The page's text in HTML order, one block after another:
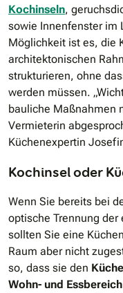
Kochinseln,
sowie Innenfenster im
Möglichkeit ist es, die
architektonischen
strukturieren, ohne
werden müssen.
bauliche Maßnahmen
Vermieterin
Küchenexpertin
Kochinsel oder
Wenn Sie bereits bei
optische Trennung
sollten Sie eine
Raum aber nicht
so, dass sie den
Wohn- und